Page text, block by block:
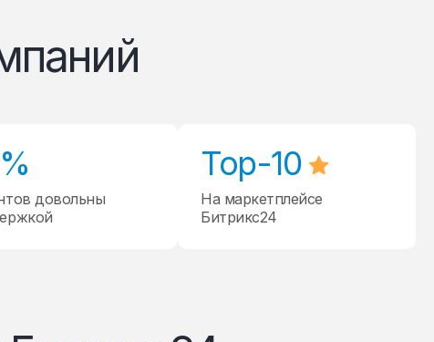
довольны
Top-10
На маркетплейсе
Битрикс24